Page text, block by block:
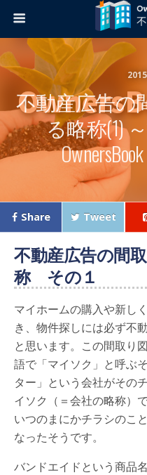
不動産広告の
る略称(1)
Share Tweet
不動産広告の間
称 その１
マイホームの購入や新し
き、物件探しには必ず不
と思います。この間取り
語で「マイソク」と呼ぶ
ター」という会社がその
イソク（＝会社の略称）
いつのまにかチラシのこ
なったそうです。
バンドエイドという商品